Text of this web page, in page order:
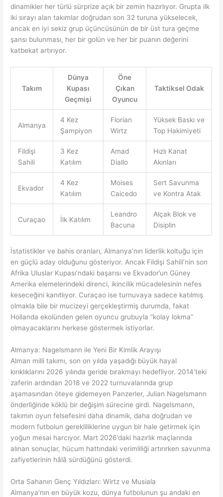
dinamikler her türlü sürprize açık bir zemin hazırlıyor. Grupta ilk
iki sırayı alan takımlar doğrudan son 32 turuna yükselecek,
ancak en iyi sekiz grup üçüncüsünün de bir üst tura geçme
şansı bulunması, her bir golün ve her bir puanın değerini
katbekat artırıyor.
Takım
Dünya
Kupası
Geçmişi
Öne
Çıkan
Oyuncu
Taktiksel Odak
Almanya
4 Kez
Şampiyon
Florian
Wirtz
Yüksek Baskı ve
Top Hakimiyeti
Fildişi
Sahili
3 Kez
Katılım
Amad
Diallo
Hızlı Kanat
Akınları
Ekvador
4 Kez
Katılım
Moises
Caicedo
Sert Savunma
ve Kontra Atak
Curaçao İlk Katılım
Leandro
Bacuna
Alçak Blok ve
Disiplin
İstatistikler ve bahis oranları, Almanya’nın liderlik koltuğu için
en güçlü aday olduğunu gösteriyor. Ancak Fildişi Sahili’nin son
Afrika Uluslar Kupası’ndaki başarısı ve Ekvador’un Güney
Amerika elemelerindeki direnci, ikincilik mücadelesinin nefes
keseceğini kanıtlıyor. Curaçao ise turnuvaya sadece katılmış
olmakla bile bir mucizeyi gerçekleştirmiş durumda, fakat
Hollanda ekolünden gelen oyuncu grubuyla “kolay lokma”
olmayacaklarını herkese göstermek istiyorlar.
Almanya: Nagelsmann ile Yeni Bir Kimlik Arayışı
Alman milli takımı, son on yılda yaşadığı büyük hayal
kırıklıklarını 2026 yılında geride bırakmayı hedefliyor. 2014’teki
zaferin ardından 2018 ve 2022 turnuvalarında grup
aşamasından öteye gidemeyen Panzerler, Julian Nagelsmann
önderliğinde köklü bir değişim sürecine girdi. Nagelsmann,
takımın oyun felsefesini daha dinamik, daha doğrudan ve
modern futbolun gerekliliklerine uygun bir hale getirmek için
yoğun mesai harcıyor. Mart 2026’daki hazırlık maçlarında
alınan sonuçlar, hücum hattındaki verimliliği artırırken savunma
zafiyetlerinin hâlâ sürdüğünü gösterdi.
Orta Sahanın Genç Yıldızları: Wirtz ve Musiala
Almanya’nın en büyük kozu, dünya futbolunun şu andaki en